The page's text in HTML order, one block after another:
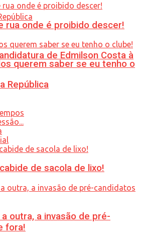
de Edmilson Costa à
República
rua onde é proibido descer!
querem saber se eu tenho o
de sacola de lixo!
outra, a invasão de pré-
fora!